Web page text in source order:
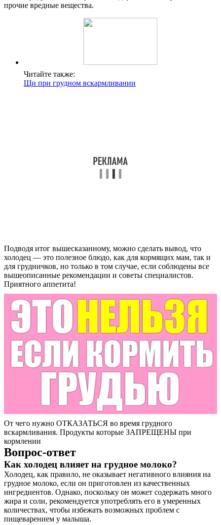
прочие вредные вещества.
Читайте также:
Щи при грудном вскармливании
Подводя итог вышесказанному, можно сделать вывод, что
холодец — это полезное блюдо, как для кормящих мам, так и
для грудничков, но только в том случае, если соблюдены все
вышеописанные рекомендации и советы специалистов.
Приятного аппетита!
От чего нужно ОТКАЗАТЬСЯ во время грудного
вскармливания. Продукты которые ЗАПРЕЩЕНЫ при
кормлении
Вопрос-ответ
Как холодец влияет на грудное молоко?
Холодец, как правило, не оказывает негативного влияния на
грудное молоко, если он приготовлен из качественных
ингредиентов. Однако, поскольку он может содержать много
жира и соли, рекомендуется употреблять его в умеренных
количествах, чтобы избежать возможных проблем с
пищеварением у малыша.